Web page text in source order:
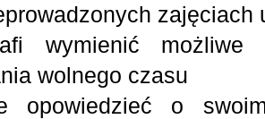
zajęciach
wymienić możliwe
wolnego czasu
opowiedzieć o